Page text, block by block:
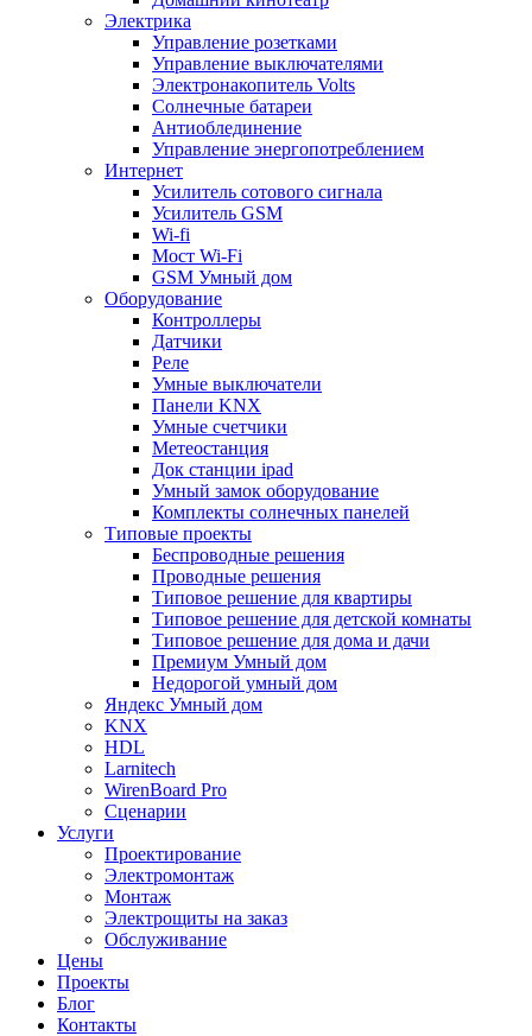
Электрика
Управление розетками
Управление выключателями
Электронакопитель Volts
Солнечные батареи
Антиоблединение
Управление энергопотреблением
Интернет
Усилитель сотового сигнала
Усилитель GSM
Wi-fi
Мост Wi-Fi
GSM Умный дом
Оборудование
Контроллеры
Датчики
Реле
Умные выключатели
Панели KNX
Умные счетчики
Метеостанция
Док станции ipad
Умный замок оборудование
Комплекты солнечных панелей
Типовые проекты
Беспроводные решения
Проводные решения
Типовое решение для квартиры
Типовое решение для детской комнаты
Типовое решение для дома и дачи
Премиум Умный дом
Недорогой умный дом
Яндекс Умный дом
KNX
HDL
Larnitech
WirenBoard Pro
Сценарии
Услуги
Проектирование
Электромонтаж
Монтаж
Электрощиты на заказ
Обслуживание
Цены
Проекты
Блог
Контакты